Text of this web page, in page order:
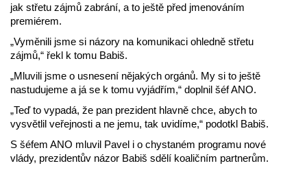
jak střetu zájmů zabrání, a to ještě před jmenováním
premiérem.
„Vyměnili jsme si názory na komunikaci ohledně střetu
zájmů,“ řekl k tomu Babiš.
„Mluvili jsme o usnesení nějakých orgánů. My si to ještě
nastudujeme a já se k tomu vyjádřím,“ doplnil šéf ANO.
„Teď to vypadá, že pan prezident hlavně chce, abych to
vysvětlil veřejnosti a ne jemu, tak uvidíme,“ podotkl Babiš.
S šéfem ANO mluvil Pavel i o chystaném programu nové
vlády, prezidentův názor Babiš sdělí koaličním partnerům.